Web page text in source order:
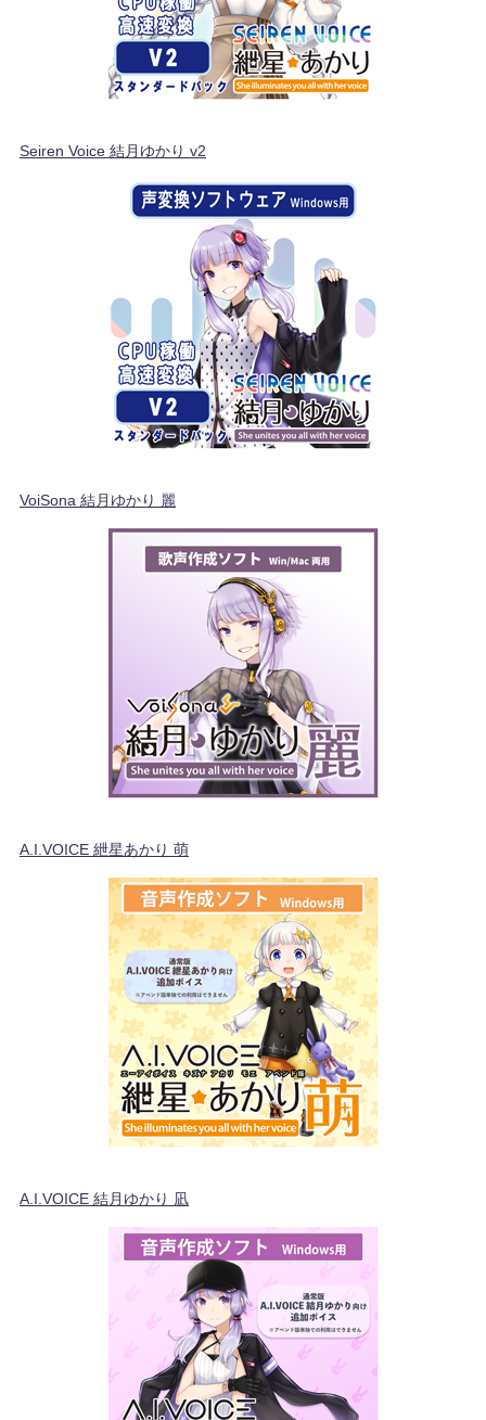
Seiren Voice 結月ゆかり v2
VoiSona 結月ゆかり 麗
A.I.VOICE 紲星あかり 萌
A.I.VOICE 結月ゆかり 凪